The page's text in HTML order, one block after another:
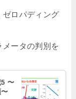
ゼロパディング
ータの判別を
〜